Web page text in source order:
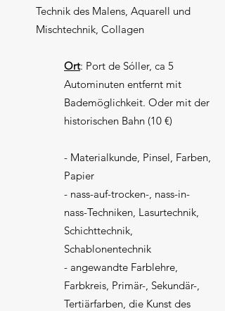
Technik des Malens, Aquarell und
Mischtechnik, Collagen
Ort: Port de Sóller, ca 5
Autominuten entfernt mit
Bademöglichkeit. Oder mit der
historischen Bahn (10 €)
- Materialkunde, Pinsel, Farben,
Papier
- nass-auf-trocken-, nass-in-
nass-Techniken, Lasurtechnik,
Schichttechnik,
Schablonentechnik
- angewandte Farblehre,
Farbkreis, Primär-, Sekundär-,
Tertiärfarben, die Kunst des